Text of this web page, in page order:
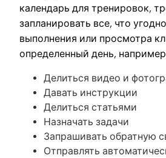
календарь для тренировок,
запланировать все, что
выполнения или просмотра
определенный день,
Делиться видео и
Давать инструкции
Делиться статьями
Назначать задачи
Запрашивать обратную
Отправлять